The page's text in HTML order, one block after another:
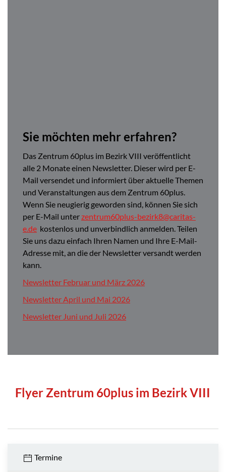
Sie möchten mehr erfahren?
Das Zentrum 60plus im Bezirk VIII veröffentlicht
alle 2 Monate einen Newsletter. Dieser wird per E-
Mail versendet und informiert über aktuelle Themen
und Veranstaltungen aus dem Zentrum 60plus.
Wenn Sie neugierig geworden sind, können Sie sich
per E-Mail unter zentrum60plus-bezirk8@caritas-
e.de kostenlos und unverbindlich anmelden. Teilen
Sie uns dazu einfach Ihren Namen und Ihre E-Mail-
Adresse mit, an die der Newsletter versandt werden
kann.
Newsletter Februar und März 2026
Newsletter April und Mai 2026
Newsletter Juni und Juli 2026
Flyer Zentrum 60plus im Bezirk VIII
Termine